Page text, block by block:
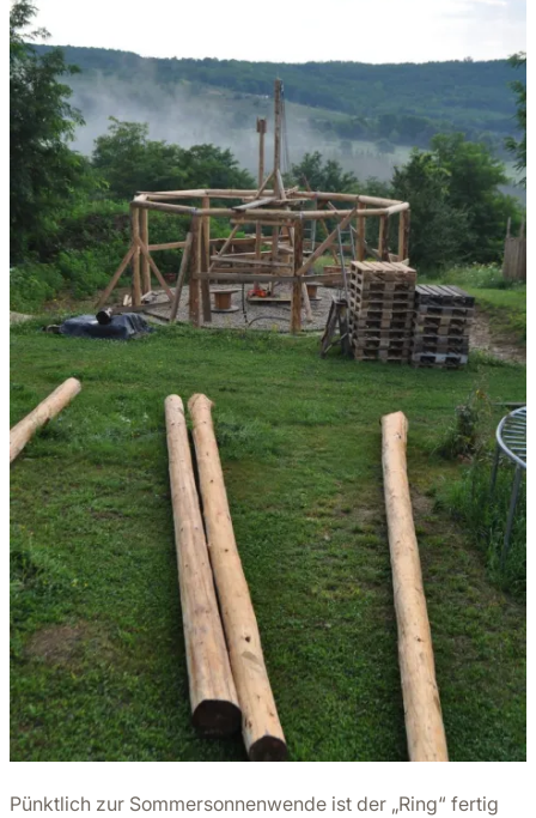
Pünktlich zur Sommersonnenwende ist der „Ring“ fertig